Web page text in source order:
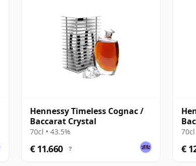
Hennessy Timeless Cognac /
Baccarat Crystal
70cl • 43.5%
€ 11.660 ?
70cl
€